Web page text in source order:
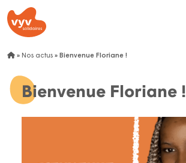
» Nos actus » Bienvenue Floriane !
Bienvenue Floriane !